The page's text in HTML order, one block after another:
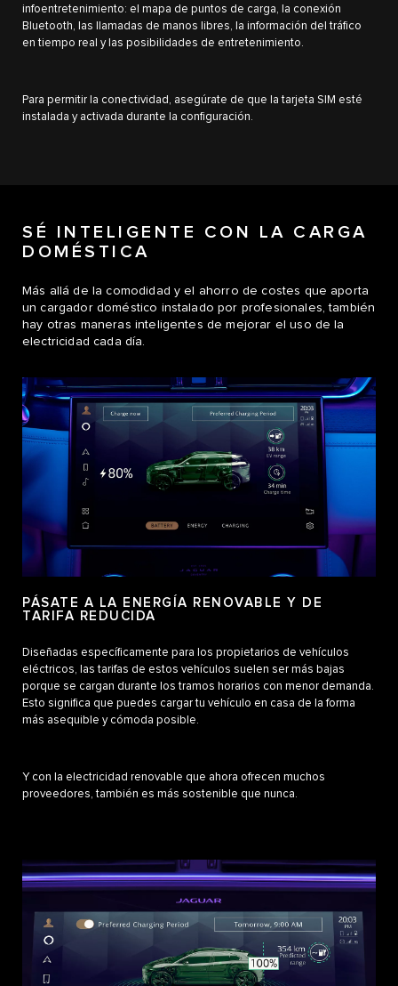
infoentretenimiento: el mapa de puntos de carga, la conexión
Bluetooth, las llamadas de manos libres, la información del tráfico
en tiempo real y las posibilidades de entretenimiento.
Para permitir la conectividad, asegúrate de que la tarjeta SIM esté
instalada y activada durante la configuración.
SÉ INTELIGENTE CON LA CARGA
DOMÉSTICA
Más allá de la comodidad y el ahorro de costes que aporta
un cargador doméstico instalado por profesionales, también
hay otras maneras inteligentes de mejorar el uso de la
electricidad cada día.
PÁSATE A LA ENERGÍA RENOVABLE Y DE
TARIFA REDUCIDA
Diseñadas específicamente para los propietarios de vehículos
eléctricos, las tarifas de estos vehículos suelen ser más bajas
porque se cargan durante los tramos horarios con menor demanda.
Esto significa que puedes cargar tu vehículo en casa de la forma
más asequible y cómoda posible.
Y con la electricidad renovable que ahora ofrecen muchos
proveedores, también es más sostenible que nunca.